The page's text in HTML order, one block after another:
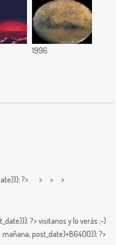
1996
?> > > >
?>visitanos y lo verás ;-)
mañana,post_date)+86400)); ?>